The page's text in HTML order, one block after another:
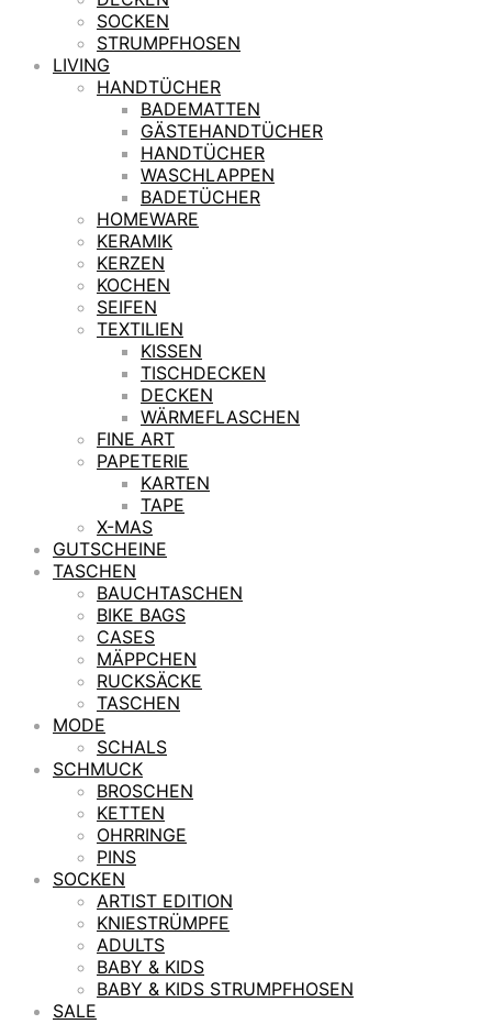
SOCKEN
STRUMPFHOSEN
LIVING
HANDTÜCHER
BADEMATTEN
GÄSTEHANDTÜCHER
HANDTÜCHER
WASCHLAPPEN
BADETÜCHER
HOMEWARE
KERAMIK
KERZEN
KOCHEN
SEIFEN
TEXTILIEN
KISSEN
TISCHDECKEN
DECKEN
WÄRMEFLASCHEN
FINE ART
PAPETERIE
KARTEN
TAPE
X-MAS
GUTSCHEINE
TASCHEN
BAUCHTASCHEN
BIKE BAGS
CASES
MÄPPCHEN
RUCKSÄCKE
TASCHEN
MODE
SCHALS
SCHMUCK
BROSCHEN
KETTEN
OHRRINGE
PINS
SOCKEN
ARTIST EDITION
KNIESTRÜMPFE
ADULTS
BABY & KIDS
BABY & KIDS STRUMPFHOSEN
SALE